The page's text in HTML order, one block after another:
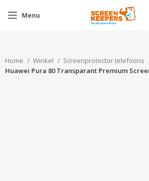
Menu
Home Winkel
Screenprotector telefoons
Huawei Pura 80 Transparant Premium